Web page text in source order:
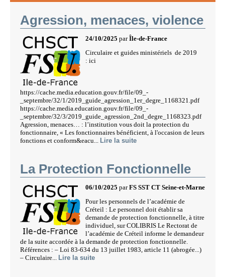
Agression, menaces, violence
24/10/2025 parÎle-de-France
Circulaire et guides ministériels de 2019
: ici
https://cache.media.education.gouv.fr/file/09_-
_septembre/32/1/2019_guide_agression_1er_degre_1168321.pdf
https://cache.media.education.gouv.fr/file/09_-
_septembre/32/3/2019_guide_agression_2nd_degre_1168323.pdf
Agression, menaces… : l’institution vous doit la protection du
fonctionnaire, « Les fonctionnaires bénéficient, à l'occasion de leurs
fonctions et conform&eacu... Lire la suite
La Protection Fonctionnelle
06/10/2025 parFS SST CT Seine-et-Marne
Pour les personnels de l’académie de
Créteil : Le personnel doit établir sa
demande de protection fonctionnelle, à titre
individuel, sur COLIBRIS Le Rectorat de
l’académie de Créteil informe le demandeur
de la suite accordée à la demande de protection fonctionnelle.
Références : – Loi 83-634 du 13 juillet 1983, article 11 (abrogée...)
– Circulaire... Lire la suite